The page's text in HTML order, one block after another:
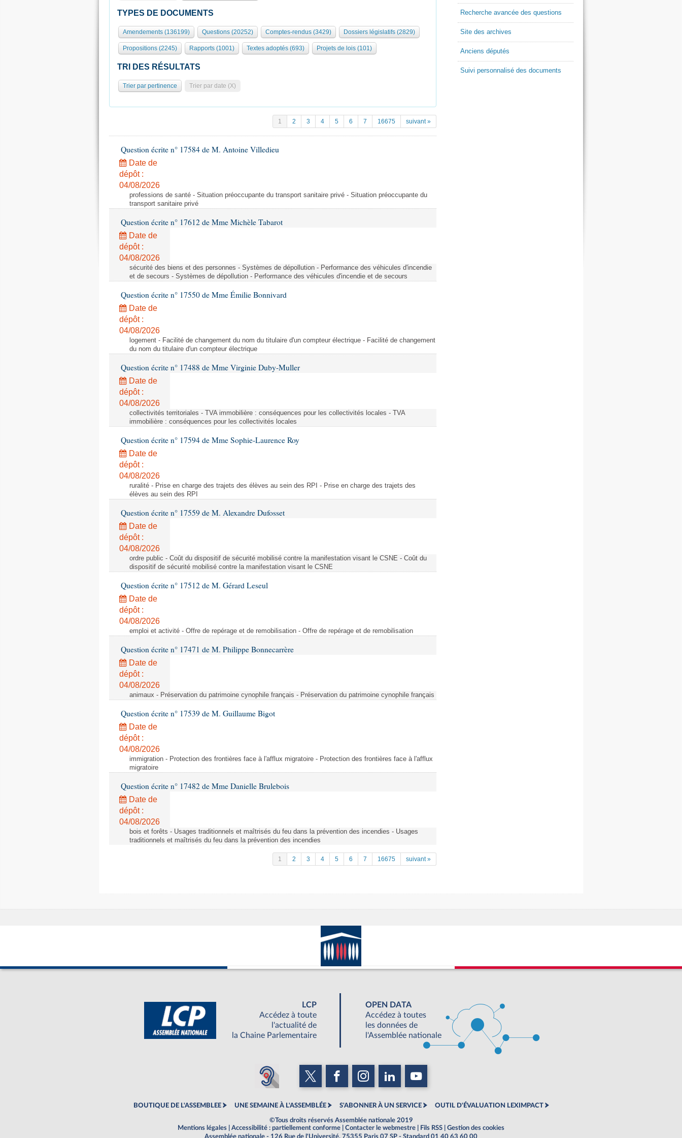
TYPES DE DOCUMENTS
Amendements (136199) Questions (20252) Comptes-rendus (3429) Dossiers législatifs (2829)
Propositions (2245) Rapports (1001) Textes adoptés (693) Projets de lois (101)
TRI DES RÉSULTATS
Trier par pertinence Trier par date (X)
1 2 3 4 5 6 7 16675 suivant »
Question écrite n° 17584 de M. Antoine Villedieu
Date de
dépôt :
04/08/2026
professions de santé - Situation préoccupante du transport sanitaire privé - Situation préoccupante du
transport sanitaire privé
Question écrite n° 17612 de Mme Michèle Tabarot
Date de
dépôt :
04/08/2026
sécurité des biens et des personnes - Systèmes de dépollution - Performance des véhicules d'incendie
et de secours - Systèmes de dépollution - Performance des véhicules d'incendie et de secours
Question écrite n° 17550 de Mme Émilie Bonnivard
Date de
dépôt :
04/08/2026
logement - Facilité de changement du nom du titulaire d'un compteur électrique - Facilité de changement
du nom du titulaire d'un compteur électrique
Question écrite n° 17488 de Mme Virginie Duby-Muller
Date de
dépôt :
04/08/2026
collectivités territoriales - TVA immobilière : conséquences pour les collectivités locales - TVA
immobilière : conséquences pour les collectivités locales
Question écrite n° 17594 de Mme Sophie-Laurence Roy
Date de
dépôt :
04/08/2026
ruralité - Prise en charge des trajets des élèves au sein des RPI - Prise en charge des trajets des
élèves au sein des RPI
Question écrite n° 17559 de M. Alexandre Dufosset
Date de
dépôt :
04/08/2026
ordre public - Coût du dispositif de sécurité mobilisé contre la manifestation visant le CSNE - Coût du
dispositif de sécurité mobilisé contre la manifestation visant le CSNE
Question écrite n° 17512 de M. Gérard Leseul
Date de
dépôt :
04/08/2026
emploi et activité - Offre de repérage et de remobilisation - Offre de repérage et de remobilisation
Question écrite n° 17471 de M. Philippe Bonnecarrère
Date de
dépôt :
04/08/2026
animaux - Préservation du patrimoine cynophile français - Préservation du patrimoine cynophile français
Question écrite n° 17539 de M. Guillaume Bigot
Date de
dépôt :
04/08/2026
immigration - Protection des frontières face à l'afflux migratoire - Protection des frontières face à l'afflux
migratoire
Question écrite n° 17482 de Mme Danielle Brulebois
Date de
dépôt :
04/08/2026
bois et forêts - Usages traditionnels et maîtrisés du feu dans la prévention des incendies - Usages
traditionnels et maîtrisés du feu dans la prévention des incendies
1 2 3 4 5 6 7 16675 suivant »
Recherche avancée des questions
Site des archives
Anciens députés
Suivi personnalisé des documents
LCP
Accédez à toute
l'actualité de
la Chaine Parlementaire
OPEN DATA
Accédez à toutes
les données de
l'Assemblée nationale
BOUTIQUE DE L'ASSEMBLEE UNE SEMAINE À L'ASSEMBLÉE S'ABONNER À UN SERVICE OUTIL D'ÉVALUATION LEXIMPACT
©Tous droits réservés Assemblée nationale 2019
Mentions légales
Accessibilité : partiellement conforme Contacter le webmestre Fils RSS
Gestion des cookies
Assemblée nationale - 126 Rue de l'Université, 75355 Paris 07 SP - Standard 01 40 63 60 00